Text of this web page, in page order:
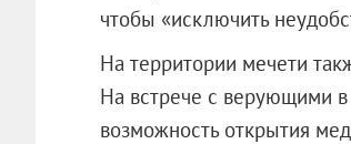
чтобы «исключить
На территории мечети
На встрече с верующими
возможность открытия